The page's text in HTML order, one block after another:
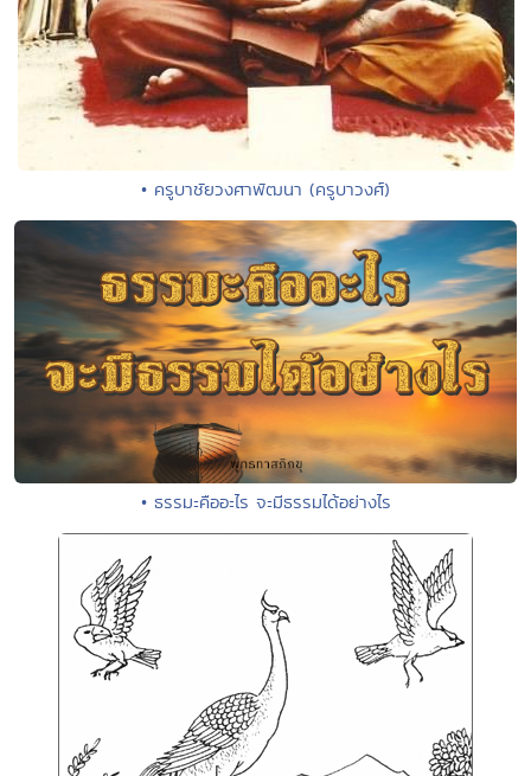
• ครูบาชัยวงศาพัฒนา (ครูบาวงศ์)
• ธรรมะคืออะไร จะมีธรรมได้อย่างไร